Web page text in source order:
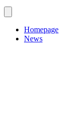
Homepage
News